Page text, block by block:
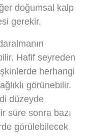
doğumsal kalp
gerekir.
Hafif seyreden
herhangi
görünebilir.
düzeyde
süre sonra bazı
görülebilecek